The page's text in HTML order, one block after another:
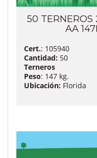
50 TERNEROS
AA
Cert.: 105940
Cantidad: 50
Terneros
Peso: 147 kg.
Ubicación: Florida